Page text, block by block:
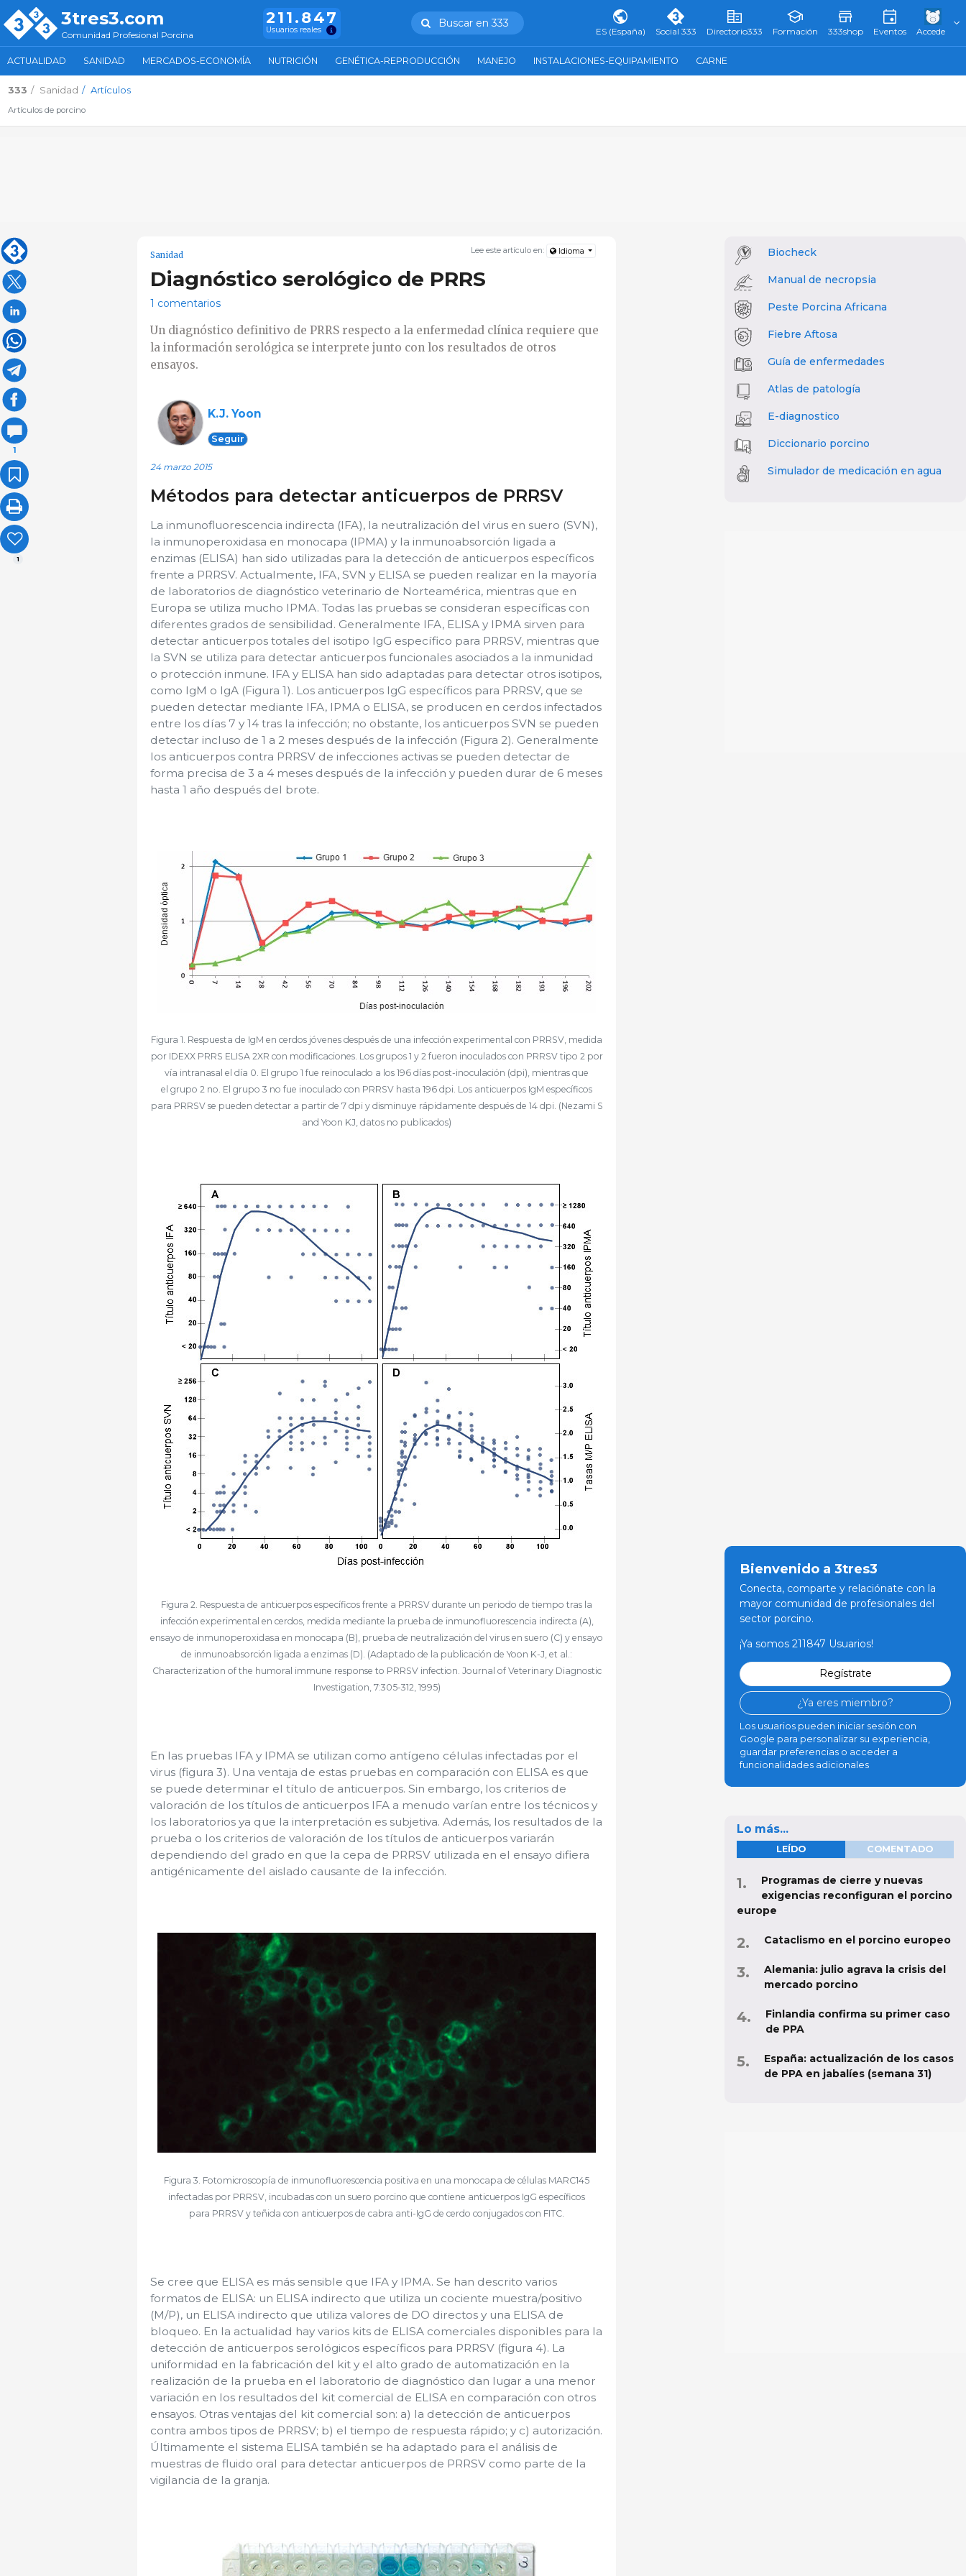
3tres3.com
Comunidad Profesional Porcina
211.847
Usuarios reales
Buscar en 333
ES (España) Social 333 Directorio333 Formación 333shop Eventos Accede
ACTUALIDAD SANIDAD MERCADOS-ECONOMÍA NUTRICIÓN GENÉTICA-REPRODUCCIÓN MANEJO INSTALACIONES-EQUIPAMIENTO CARNE
333 Sanidad Artículos
Artículos de porcino
1
1
Lee este artículo en: Idioma
Sanidad
Diagnóstico serológico de PRRS
1 comentarios
Un diagnóstico definitivo de PRRS respecto a la enfermedad clínica requiere que
la información serológica se interprete junto con los resultados de otros
ensayos.
K.J. Yoon
Seguir
24 marzo 2015
Métodos para detectar anticuerpos de PRRSV
La inmunofluorescencia indirecta (IFA), la neutralización del virus en suero (SVN),
la inmunoperoxidasa en monocapa (IPMA) y la inmunoabsorción ligada a
enzimas (ELISA) han sido utilizadas para la detección de anticuerpos específicos
frente a PRRSV. Actualmente, IFA, SVN y ELISA se pueden realizar en la mayoría
de laboratorios de diagnóstico veterinario de Norteamérica, mientras que en
Europa se utiliza mucho IPMA. Todas las pruebas se consideran específicas con
diferentes grados de sensibilidad. Generalmente IFA, ELISA y IPMA sirven para
detectar anticuerpos totales del isotipo IgG específico para PRRSV, mientras que
la SVN se utiliza para detectar anticuerpos funcionales asociados a la inmunidad
o protección inmune. IFA y ELISA han sido adaptadas para detectar otros isotipos,
como IgM o IgA (Figura 1). Los anticuerpos IgG específicos para PRRSV, que se
pueden detectar mediante IFA, IPMA o ELISA, se producen en cerdos infectados
entre los días 7 y 14 tras la infección; no obstante, los anticuerpos SVN se pueden
detectar incluso de 1 a 2 meses después de la infección (Figura 2). Generalmente
los anticuerpos contra PRRSV de infecciones activas se pueden detectar de
forma precisa de 3 a 4 meses después de la infección y pueden durar de 6 meses
hasta 1 año después del brote.
Figura 1. Respuesta de IgM en cerdos jóvenes después de una infección experimental con PRRSV, medida
por IDEXX PRRS ELISA 2XR con modificaciones. Los grupos 1 y 2 fueron inoculados con PRRSV tipo 2 por
vía intranasal el día 0. El grupo 1 fue reinoculado a los 196 días post-inoculación (dpi), mientras que
el grupo 2 no. El grupo 3 no fue inoculado con PRRSV hasta 196 dpi. Los anticuerpos IgM específicos
para PRRSV se pueden detectar a partir de 7 dpi y disminuye rápidamente después de 14 dpi. (Nezami S
and Yoon KJ, datos no publicados)
Figura 2. Respuesta de anticuerpos específicos frente a PRRSV durante un periodo de tiempo tras la
infección experimental en cerdos, medida mediante la prueba de inmunofluorescencia indirecta (A),
ensayo de inmunoperoxidasa en monocapa (B), prueba de neutralización del virus en suero (C) y ensayo
de inmunoabsorción ligada a enzimas (D). (Adaptado de la publicación de Yoon K-J, et al.:
Characterization of the humoral immune response to PRRSV infection. Journal of Veterinary Diagnostic
Investigation, 7:305-312, 1995)
En las pruebas IFA y IPMA se utilizan como antígeno células infectadas por el
virus (figura 3). Una ventaja de estas pruebas en comparación con ELISA es que
se puede determinar el título de anticuerpos. Sin embargo, los criterios de
valoración de los títulos de anticuerpos IFA a menudo varían entre los técnicos y
los laboratorios ya que la interpretación es subjetiva. Además, los resultados de la
prueba o los criterios de valoración de los títulos de anticuerpos variarán
dependiendo del grado en que la cepa de PRRSV utilizada en el ensayo difiera
antigénicamente del aislado causante de la infección.
Figura 3. Fotomicroscopía de inmunofluorescencia positiva en una monocapa de células MARC145
infectadas por PRRSV, incubadas con un suero porcino que contiene anticuerpos IgG específicos
para PRRSV y teñida con anticuerpos de cabra anti-IgG de cerdo conjugados con FITC.
Se cree que ELISA es más sensible que IFA y IPMA. Se han descrito varios
formatos de ELISA: un ELISA indirecto que utiliza un cociente muestra/positivo
(M/P), un ELISA indirecto que utiliza valores de DO directos y una ELISA de
bloqueo. En la actualidad hay varios kits de ELISA comerciales disponibles para la
detección de anticuerpos serológicos específicos para PRRSV (figura 4). La
uniformidad en la fabricación del kit y el alto grado de automatización en la
realización de la prueba en el laboratorio de diagnóstico dan lugar a una menor
variación en los resultados del kit comercial de ELISA en comparación con otros
ensayos. Otras ventajas del kit comercial son: a) la detección de anticuerpos
contra ambos tipos de PRRSV; b) el tiempo de respuesta rápido; y c) autorización.
Últimamente el sistema ELISA también se ha adaptado para el análisis de
muestras de fluido oral para detectar anticuerpos de PRRSV como parte de la
vigilancia de la granja.
Biocheck
Manual de necropsia
Peste Porcina Africana
Fiebre Aftosa
Guía de enfermedades
Atlas de patología
E-diagnostico
Diccionario porcino
Simulador de medicación en agua
Bienvenido a 3tres3
Conecta, comparte y relaciónate con la
mayor comunidad de profesionales del
sector porcino.
¡Ya somos 211847 Usuarios!
Regístrate
¿Ya eres miembro?
Los usuarios pueden iniciar sesión con
Google para personalizar su experiencia,
guardar preferencias o acceder a
funcionalidades adicionales
Lo más...
LEÍDO COMENTADO
Programas de cierre y nuevas
exigencias reconfiguran el porcino
europe
Cataclismo en el porcino europeo
Alemania: julio agrava la crisis del
mercado porcino
Finlandia confirma su primer caso
de PPA
España: actualización de los casos
de PPA en jabalíes (semana 31)